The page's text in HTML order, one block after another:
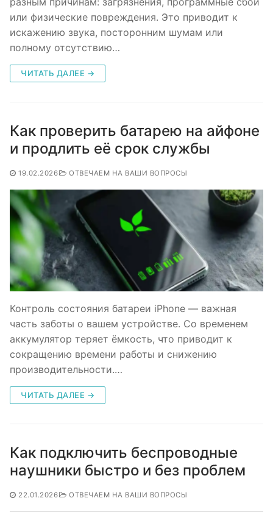
или физические повреждения. Это приводит к
искажению звука, посторонним шумам или
полному отсутствию…
ЧИТАТЬ ДАЛЕЕ →
Как проверить батарею на айфоне
и продлить её срок службы
19.02.2026 ОТВЕЧАЕМ НА ВАШИ ВОПРОСЫ
Контроль состояния батареи iPhone — важная
часть заботы о вашем устройстве. Со временем
аккумулятор теряет ёмкость, что приводит к
сокращению времени работы и снижению
производительности.…
ЧИТАТЬ ДАЛЕЕ →
Как подключить беспроводные
наушники быстро и без проблем
22.01.2026 ОТВЕЧАЕМ НА ВАШИ ВОПРОСЫ